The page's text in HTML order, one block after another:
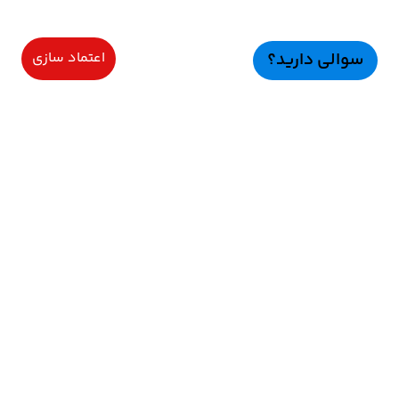
سوالی دارید؟ اعتماد سازی